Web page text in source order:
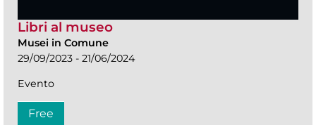
Libri al museo
Musei in Comune
29/09/2023 - 21/06/2024
Evento
Free